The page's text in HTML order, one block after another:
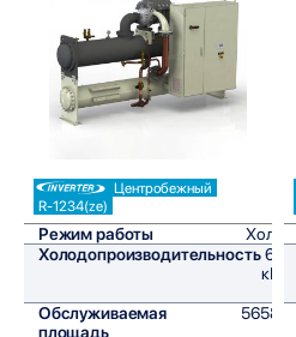
Сравнить
Центробежный
R-1234(ze)
Режим работы
Холод
Холодопроизводительность 679
кВт/
Обслуживаемая
площадь
5658,3